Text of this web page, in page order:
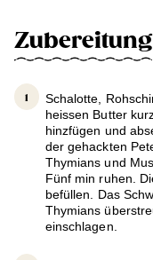
Zubereitung
Schalotte,
heissen Butter
hinzfügen und
der gehackten
Thymians und
Fünf min ruhen.
befüllen. Das
Thymians
einschlagen.